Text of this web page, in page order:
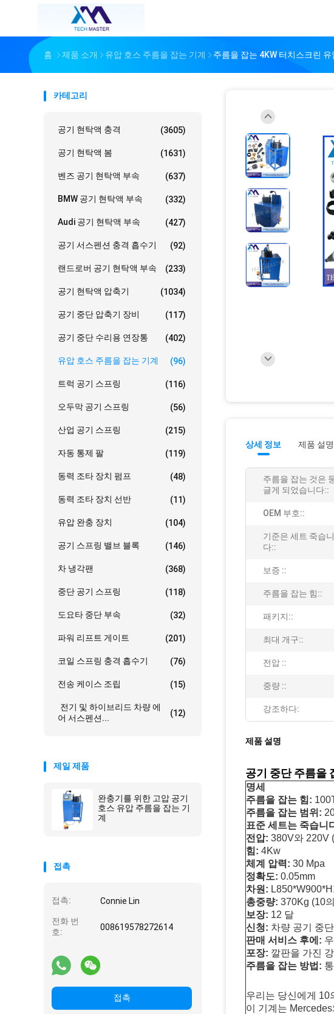
홈 제품 소개 유압 호스 주름을 잡는 기계 주름을 잡는 4KW 터치스크린
카테고리
공기 현탁액 충격 (3605)
공기 현탁액 봄 (1631)
벤즈 공기 현탁액 부속 (637)
BMW 공기 현탁액 부속 (332)
Audi 공기 현탁액 부속 (427)
공기 서스펜션 충격 흡수기 (92)
랜드로버 공기 현탁액 부속 (233)
공기 현탁액 압축기 (1034)
공기 중단 압축기 장비 (117)
공기 중단 수리용 연장통 (402)
유압 호스 주름을 잡는 기계 (96)
트럭 공기 스프링 (116)
오두막 공기 스프링 (56)
산업 공기 스프링 (215)
자동 통제 팔 (119)
동력 조타 장치 펌프 (48)
동력 조타 장치 선반 (11)
유압 완충 장치 (104)
공기 스프링 밸브 블록 (146)
차 냉각팬 (368)
중단 공기 스프링 (118)
도요타 중단 부속 (32)
파워 리프트 게이트 (201)
코일 스프링 충격 흡수기 (76)
전송 케이스 조립 (15)
전기 및 하이브리드 차량 에
어 서스펜션...
(12)
제일 제품
완충기를 위한 고압 공기
호스 유압 주름을 잡는 기
계
접촉
접촉: Connie Lin
전화 번
호:
008619578272614
접촉
상세 정보 제품 설명
주름을 잡는 것은
글게 되었습니다::
OEM 부호::
기준은 세트 죽습니
다::
보증 ::
주름을 잡는 힘::
패키지::
최대 개구::
전압 ::
중량 ::
강조하다:
제품 설명
공기 중단 주름을
명세
주름을 잡는 힘:
주름을 잡는 범위:
표준 세트는 죽습니
전압: 380V와 220V
힘: 4Kw
체계 압력: 30 Mpa
정확도: 0.05mm
차원:
총중량: 370Kg (10
보장: 12 달
신청: 차량 공기 중
판매 서비스 후에:
포장: 깔판을 가진
주름을 잡는 방법:
우리는 당신에게 10
이 기계는